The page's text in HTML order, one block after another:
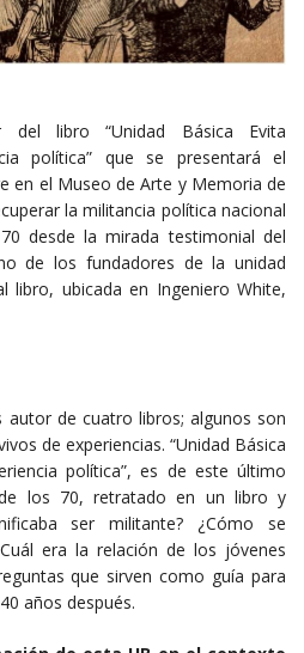
del libro “Unidad Básica Evita
política” que se presentará el
en el Museo de Arte y Memoria de
la militancia política nacional
desde la mirada testimonial del
de los fundadores de la unidad
libro, ubicada en Ingeniero White,
autor de cuatro libros; algunos son
de experiencias. “Unidad Básica
política”, es de este último
los 70, retratado en un libro y
ser militante? ¿Cómo se
era la relación de los jóvenes
que sirven como guía para
años después.